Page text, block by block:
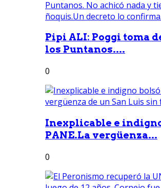
Pipi ALI: Poggi toma
los Puntanos....
0
Inexplicable e
PANE.La vergüenza...
0